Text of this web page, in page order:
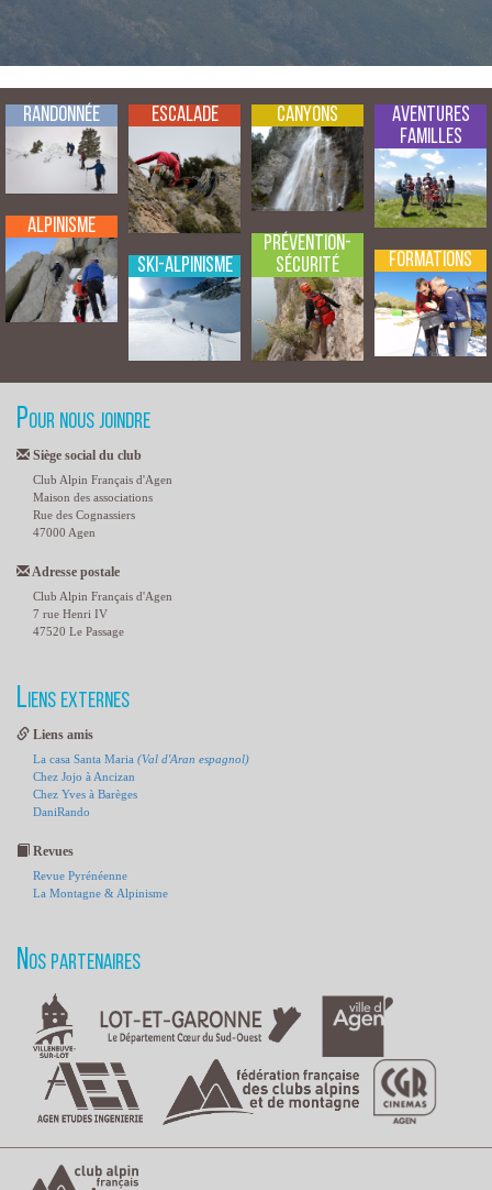
Randonnée
Alpinisme
Escalade
Ski-Alpinisme
Canyons
Prévention-
Sécurité
Aventures
Familles
Formations
Pour nous joindre
Siège social du club
Club Alpin Français d'Agen
Maison des associations
Rue des Cognassiers
47000 Agen
Adresse postale
Club Alpin Français d'Agen
7 rue Henri IV
47520 Le Passage
Liens externes
Liens amis
La casa Santa Maria (Val d'Aran espagnol)
Chez Jojo à Ancizan
Chez Yves à Barèges
DaniRando
Revues
Revue Pyrénéenne
La Montagne & Alpinisme
Nos partenaires